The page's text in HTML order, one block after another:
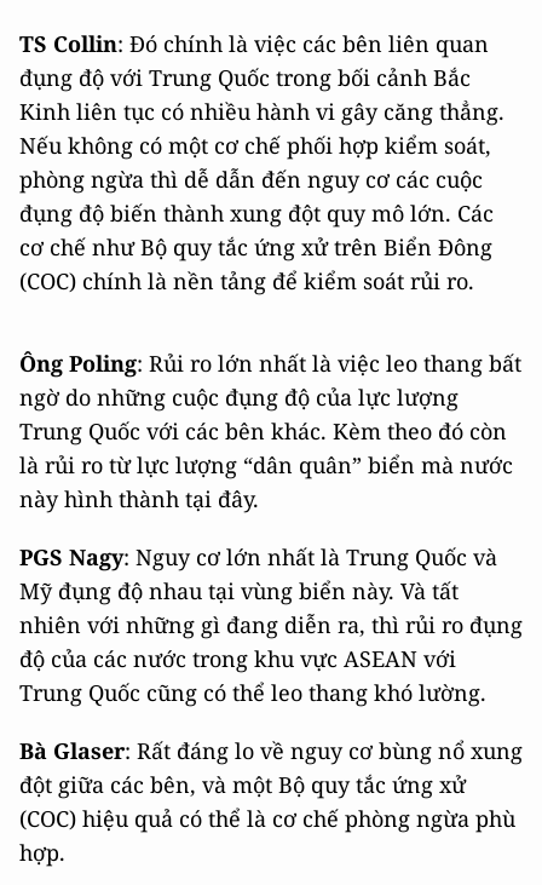
TS Collin: Đó chính là việc các bên liên quan
đụng độ với Trung Quốc trong bối cảnh Bắc
Kinh liên tục có nhiều hành vi gây căng thẳng.
Nếu không có một cơ chế phối hợp kiểm soát,
phòng ngừa thì dễ dẫn đến nguy cơ các cuộc
đụng độ biến thành xung đột quy mô lớn. Các
cơ chế như Bộ quy tắc ứng xử trên Biển Đông
(COC) chính là nền tảng để kiểm soát rủi ro.
Ông Poling: Rủi ro lớn nhất là việc leo thang bất
ngờ do những cuộc đụng độ của lực lượng
Trung Quốc với các bên khác. Kèm theo đó còn
là rủi ro từ lực lượng “dân quân” biển mà nước
này hình thành tại đây.
PGS Nagy: Nguy cơ lớn nhất là Trung Quốc và
Mỹ đụng độ nhau tại vùng biển này. Và tất
nhiên với những gì đang diễn ra, thì rủi ro đụng
độ của các nước trong khu vực ASEAN với
Trung Quốc cũng có thể leo thang khó lường.
Bà Glaser: Rất đáng lo về nguy cơ bùng nổ xung
đột giữa các bên, và một Bộ quy tắc ứng xử
(COC) hiệu quả có thể là cơ chế phòng ngừa phù
hợp.